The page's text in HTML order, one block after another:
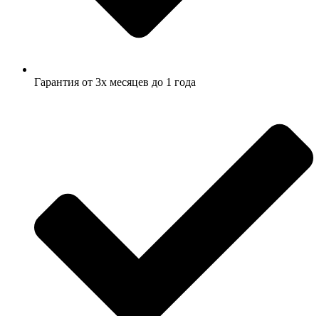
Гарантия от 3х месяцев до 1 года